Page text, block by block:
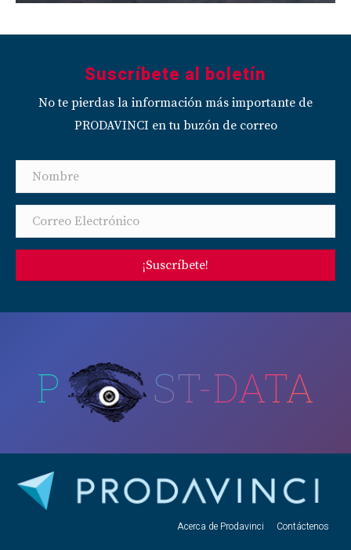
Suscríbete al boletín
No te pierdas la información más importante de
PRODAVINCI en tu buzón de correo
¡Suscríbete!
P ST-DATA
Acerca de Prodavinci Contáctenos